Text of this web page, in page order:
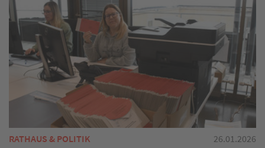
RATHAUS & POLITIK 26.01.2026